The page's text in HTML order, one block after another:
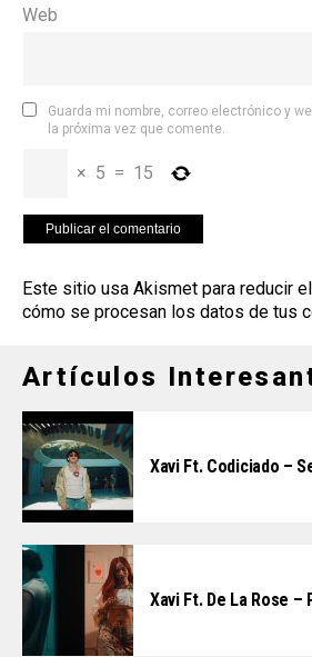
Web
Guarda mi nombre, correo electrónico y
la próxima vez que comente.
× 5 = 15
Este sitio usa Akismet para reducir
cómo se procesan los datos de tus
Artículos
Xavi Ft. Codiciado –
Xavi Ft. De La Rose –